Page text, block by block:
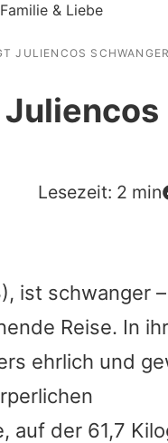
Familie & Liebe
JULIENCOS
Lesezeit: 2 min
ist schwanger
Reise. In
ehrlich und
auf der 61,7